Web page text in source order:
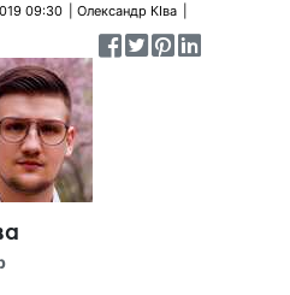
09:30 Олександр КІва